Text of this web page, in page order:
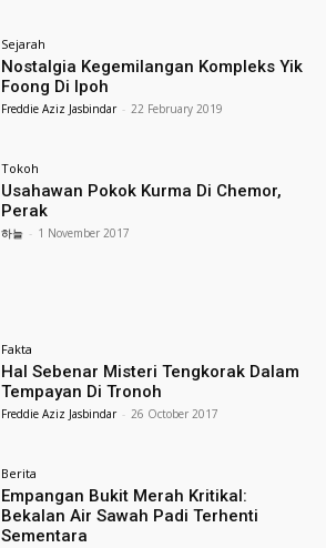
Sejarah
Nostalgia Kegemilangan Kompleks Yik
Foong Di Ipoh
Freddie Aziz Jasbindar - 22 February 2019
Tokoh
Usahawan Pokok Kurma Di Chemor,
Perak
하늘 - 1 November 2017
Fakta
Hal Sebenar Misteri Tengkorak Dalam
Tempayan Di Tronoh
Freddie Aziz Jasbindar - 26 October 2017
Berita
Empangan Bukit Merah Kritikal:
Bekalan Air Sawah Padi Terhenti
Sementara